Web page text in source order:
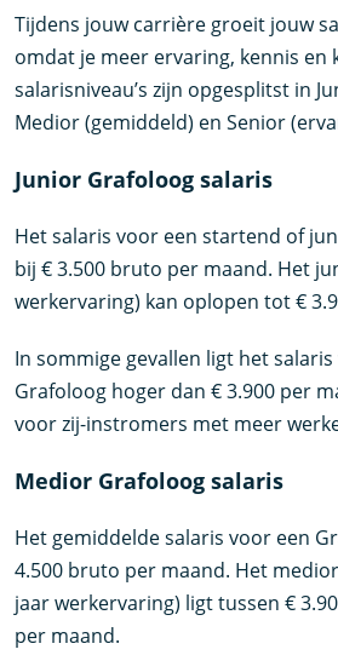
Tijdens jouw carrière groeit jouw
omdat je meer ervaring, kennis en
salarisniveau’s zijn opgesplitst in
Medior (gemiddeld) en Senior
Junior Grafoloog salaris
Het salaris voor een startend of
bij € 3.500 bruto per maand. Het
werkervaring) kan oplopen tot €
In sommige gevallen ligt het
Grafoloog hoger dan € 3.900 per
voor zij-instromers met meer
Medior Grafoloog salaris
Het gemiddelde salaris voor een
4.500 bruto per maand. Het
jaar werkervaring) ligt tussen €
per maand.